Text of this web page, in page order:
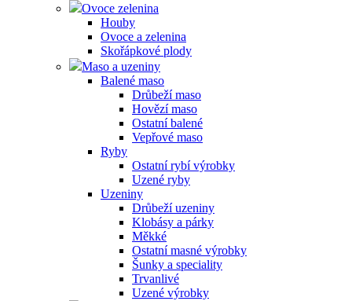
Ovoce zelenina
Houby
Ovoce a zelenina
Skořápkové plody
Maso a uzeniny
Balené maso
Drůbeží maso
Hovězí maso
Ostatní balené
Vepřové maso
Ryby
Ostatní rybí výrobky
Uzené ryby
Uzeniny
Drůbeží uzeniny
Klobásy a párky
Měkké
Ostatní masné výrobky
Šunky a speciality
Trvanlivé
Uzené výrobky